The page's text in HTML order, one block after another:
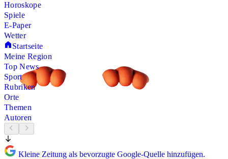
Horoskope
Spiele
E-Paper
Wetter
Startseite
Meine Region
Top News
Sport
Rubriken
Orte
Themen
Autoren
Kleine Zeitung als bevorzugte Google-Quelle hinzufügen.